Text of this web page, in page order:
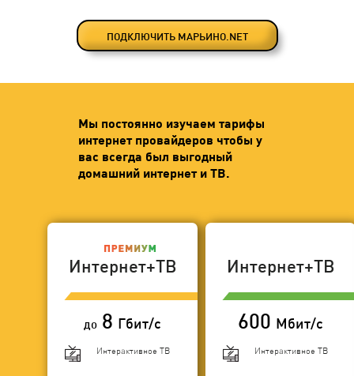
ПОДКЛЮЧИТЬ МАРЬИНО.NET
Мы постоянно изучаем тарифы
интернет провайдеров чтобы у
вас всегда был выгодный
домашний интернет и ТВ.
Интернет+ТВ
до 8 Гбит/с
Интерактивное ТВ
Интернет+ТВ
600 Мбит/с
Интерактивное ТВ